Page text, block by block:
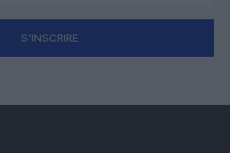
S'INSCRIRE